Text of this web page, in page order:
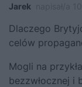
Jarek
Dlaczego
celów
Mogli na
bezzwłocznej i